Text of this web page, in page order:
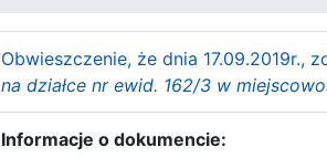
Obwieszczenie, że dnia 17.09.2019r.,
na działce nr ewid. 162/3 w
Informacje o dokumencie: